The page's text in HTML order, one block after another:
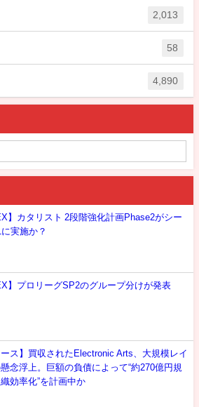
2,013
58
4,890
】カタリスト 2段階強化計画Phase2がシー
実施か？
】プロリーグSP2のグループ分けが発表
ース】買収されたElectronic Arts、大規模レイ
念浮上。巨額の負債によって“約270億円規
効率化”を計画中か